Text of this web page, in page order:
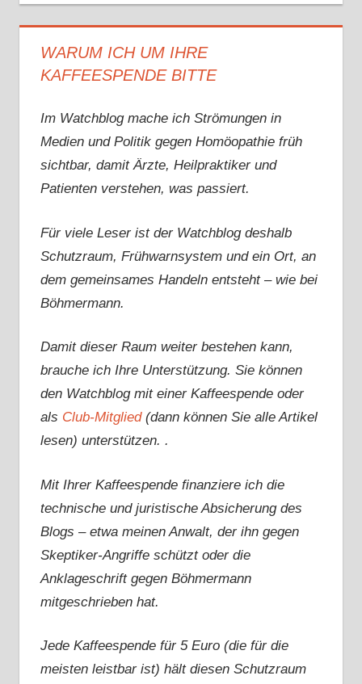
WARUM ICH UM IHRE
KAFFEESPENDE BITTE
Im Watchblog mache ich Strömungen in
Medien und Politik gegen Homöopathie früh
sichtbar, damit Ärzte, Heilpraktiker und
Patienten verstehen, was passiert.
Für viele Leser ist der Watchblog deshalb
Schutzraum, Frühwarnsystem und ein Ort, an
dem gemeinsames Handeln entsteht – wie bei
Böhmermann.
Damit dieser Raum weiter bestehen kann,
brauche ich Ihre Unterstützung. Sie können
den Watchblog mit einer Kaffeespende oder
als Club-Mitglied(dann können Sie alle Artikel
lesen) unterstützen. .
Mit Ihrer Kaffeespende finanziere ich die
technische und juristische Absicherung des
Blogs – etwa meinen Anwalt, der ihn gegen
Skeptiker-Angriffe schützt oder die
Anklageschrift gegen Böhmermann
mitgeschrieben hat.
Jede Kaffeespende für 5 Euro (die für die
meisten leistbar ist) hält diesen Schutzraum